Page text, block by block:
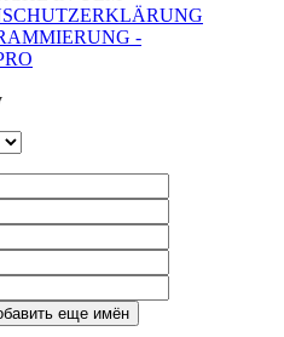
-
еще имён